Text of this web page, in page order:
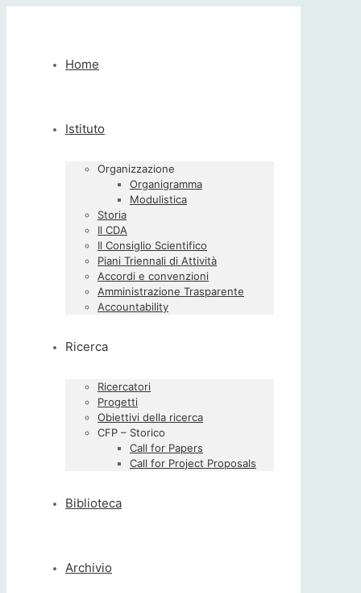
Home
Istituto
Organizzazione
Organigramma
Modulistica
Storia
Il CDA
Il Consiglio Scientifico
Piani Triennali di Attività
Accordi e convenzioni
Amministrazione Trasparente
Accountability
Ricerca
Ricercatori
Progetti
Obiettivi della ricerca
CFP – Storico
Call for Papers
Call for Project Proposals
Biblioteca
Archivio